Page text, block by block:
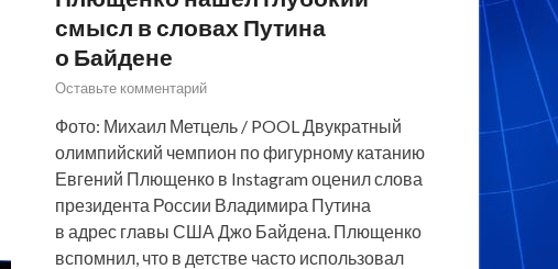
смысл в словах Путина
о Байдене
Оставьте комментарий
Фото: Михаил Метцель / POOL Двукратный
олимпийский чемпион по фигурному катанию
Евгений Плющенко в Instagram оценил слова
президента России Владимира Путина
в адрес главы США Джо Байдена. Плющенко
вспомнил, что в детстве часто использовал